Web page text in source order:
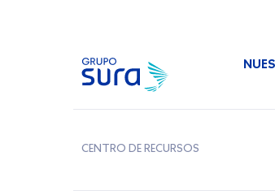
CENTRO DE RECURSOS